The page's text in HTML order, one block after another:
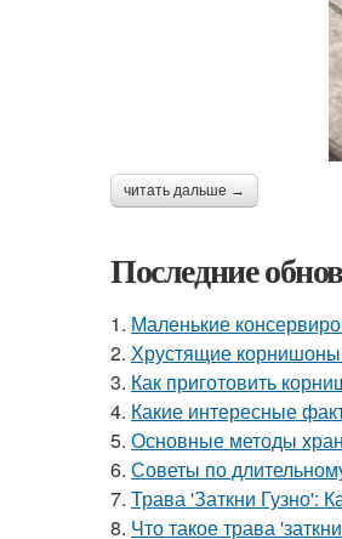
читать дальше →
Последние
1. Маленькие
2. Хрустящие корнишоны
3. Как приготовить
4. Какие интересные
5. Основные методы
6. Советы по
7. Трава 'Заткни Гузно':
8. Что такое трава